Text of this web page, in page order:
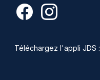
Téléchargez l'appli JDS :